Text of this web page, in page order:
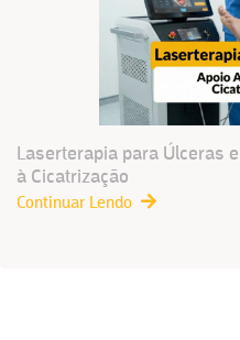
Laserterapia para Úlceras
à Cicatrização
Continuar Lendo